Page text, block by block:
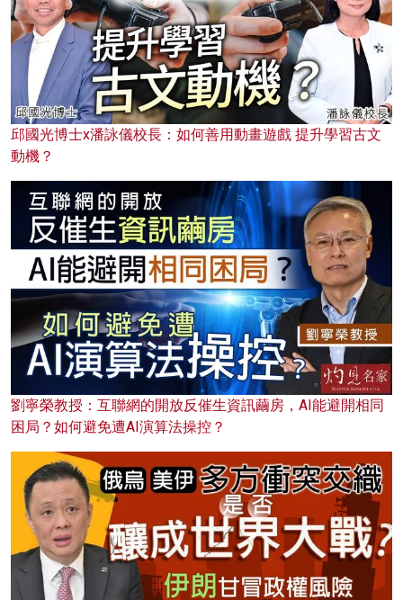
邱國光博士x潘詠儀校長：如何善用動畫遊戲 提升學習古文
動機？
劉寧榮教授：互聯網的開放反催生資訊繭房，AI能避開相同
困局？如何避免遭AI演算法操控？